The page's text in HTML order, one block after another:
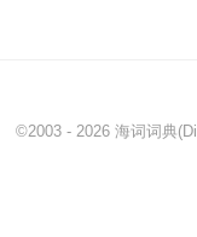
©2003 - 2026 海词词典